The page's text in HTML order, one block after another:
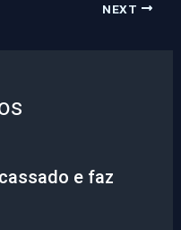
NEXT
e faz